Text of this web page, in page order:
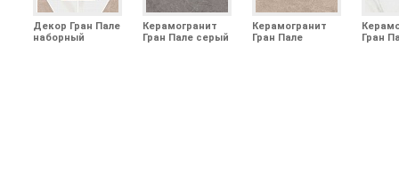
Декор Гран Пале
наборный
Керамогранит
Гран Пале серый
Керамогранит
Гран Пале
Гран